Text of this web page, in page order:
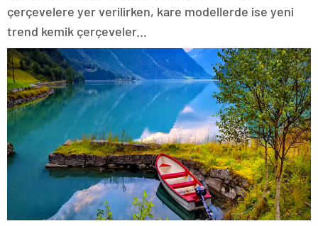
çerçevelere yer verilirken, kare modellerde ise yeni
trend kemik çerçeveler...